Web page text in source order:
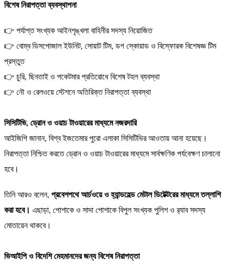
বিশেষ নিরাপত্তা ব্যবস্থাপনা
👉 পর্যাপ্ত সংখ্যক আইনশৃঙ্খলা বাহিনীর সদস্য নিয়োজিত
👉 বোম্ব ডিসপোজাল ইউনিট, সোয়াট টিম, ডগ স্কোয়াড ও বিস্ফোরক বিশেষজ্ঞ টিম
প্রস্তুত
👉 চুরি, ছিনতাই ও পকেটমার প্রতিরোধে বিশেষ টহল ব্যবস্থা
👉 নৌ ও রেলওয়ে স্টেশনে অতিরিক্ত নিরাপত্তা ব্যবস্থা
সিসিটিভি, ড্রোন ও ওয়াচ টাওয়ারের মাধ্যমে নজরদারি
আইজিপি জানান, বিশ্ব ইজতেমার পুরো এলাকা সিসিটিভির আওতায় আনা হয়েছে।
নিরাপত্তা নিশ্চিত করতে ড্রোন ও ওয়াচ টাওয়ারের মাধ্যমে সার্বক্ষণিক পর্যবেক্ষণ চালানো
হবে।
তিনি আরও বলেন, প্রবেশপথে আর্চওয়ে ও হ্যান্ডহেল্ড মেটাল ডিটেক্টরের মাধ্যমে তল্লাশি
করা হবে। এছাড়া, পোশাকে ও সাদা পোশাকে বিপুল সংখ্যক পুলিশ ও র‌্যাব সদস্য
মোতায়েন থাকবে।
ভিআইপি ও বিদেশি মেহমানদের জন্য বিশেষ নিরাপত্তা